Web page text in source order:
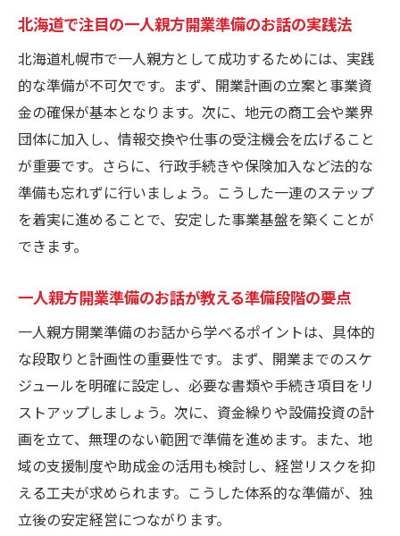
ネットワーク強化に役立つ一人親方開業準
備のお話
一人親方開業準備のお話が広げる事業の可
能性
一人親方開業準備のお話から導く成功の秘訣
一人親方開業準備のお話に学ぶ成功パター
ン
独立後も活きる一人親方開業準備のお話の
考え方
一人親方開業準備のお話で築く持続的な事
業基盤
成功事例に見る一人親方開業準備のお話の
要点
未来を切り開く一人親方開業準備のお話の
実践方法
北海道で注目の一人親方開業準備のお話の実践法
北海道札幌市で一人親方として成功するためには、実践
的な準備が不可欠です。まず、開業計画の立案と事業資
金の確保が基本となります。次に、地元の商工会や業界
団体に加入し、情報交換や仕事の受注機会を広げること
が重要です。さらに、行政手続きや保険加入など法的な
準備も忘れずに行いましょう。こうした一連のステップ
を着実に進めることで、安定した事業基盤を築くことが
できます。
一人親方開業準備のお話が教える準備段階の要点
一人親方開業準備のお話から学べるポイントは、具体的
な段取りと計画性の重要性です。まず、開業までのスケ
ジュールを明確に設定し、必要な書類や手続き項目をリ
ストアップしましょう。次に、資金繰りや設備投資の計
画を立て、無理のない範囲で準備を進めます。また、地
域の支援制度や助成金の活用も検討し、経営リスクを抑
える工夫が求められます。こうした体系的な準備が、独
立後の安定経営につながります。